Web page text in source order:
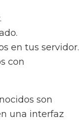
en tus servidor.
con
son
una interfaz